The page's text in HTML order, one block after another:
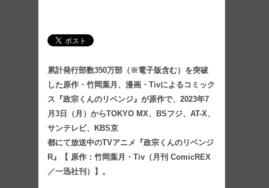
累計発行部数350万部（※電子版含む）を突破
した原作・竹岡葉月、漫画・Tivによるコミック
ス『政宗くんのリベンジ』が原作で、2023年7
月3日（月）からTOKYO MX、BSフジ、AT-X、
サンテレビ、KBS京
都にて放送中のTVアニメ『政宗くんのリベンジ
R』【 原作：竹岡葉月・Tiv（月刊 ComicREX
／一迅社刊）】。